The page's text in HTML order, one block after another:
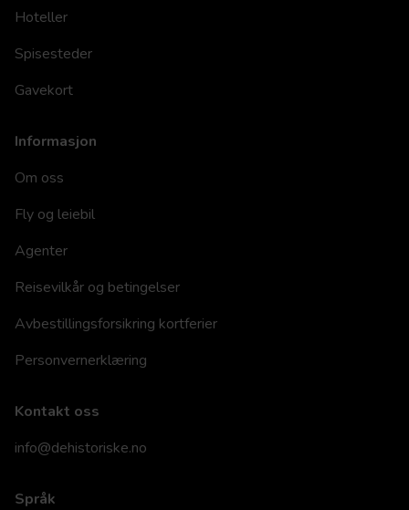
Hoteller
Spisesteder
Gavekort
Informasjon
Om oss
Fly og leiebil
Agenter
Reisevilkår og betingelser
Avbestillingsforsikring kortferier
Personvernerklæring
Kontakt oss
info@dehistoriske.no
Språk